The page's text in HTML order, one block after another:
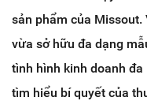
sản phẩm của
vừa sở hữu đa dạng
tình hình kinh doanh
tìm hiểu bí quyết của